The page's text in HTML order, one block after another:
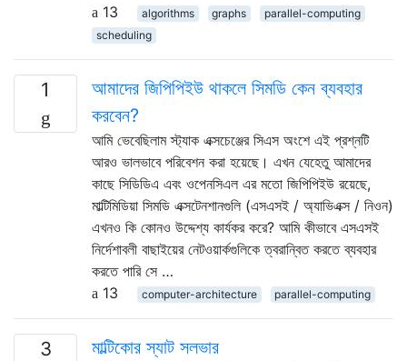
13
algorithms graphs
parallel-computing
scheduling
1
আমাদের জিপিপিইউ থাকলে সিমডি কেন ব্যবহার
করবেন?
আমি ভেবেছিলাম স্ট্যাক এক্সচেঞ্জের সিএস অংশে এই প্রশ্নটি
আরও ভালভাবে পরিবেশন করা হয়েছে। এখন যেহেতু আমাদের
কাছে সিডিডিএ এবং ওপেনসিএল এর মতো জিপিপিইউ রয়েছে,
মাল্টিমিডিয়া সিমডি এক্সটেনশানগুলি (এসএসই / অ্যাভিএক্স / নিওন)
এখনও কি কোনও উদ্দেশ্য কার্যকর করে? আমি কীভাবে এসএসই
নির্দেশাবলী বাছাইয়ের নেটওয়ার্কগুলিকে ত্বরান্বিত করতে ব্যবহার
করতে পারি সে …
13
computer-architecture parallel-computing
3 মাল্টিকোর স্যাট সলভার